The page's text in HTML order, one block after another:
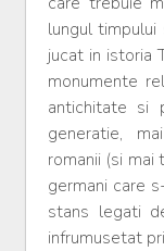
lungul
jucat in istoria
monumente
antichitate si
generatie,
romanii (si mai
germani care
stans legati
infrumusetat